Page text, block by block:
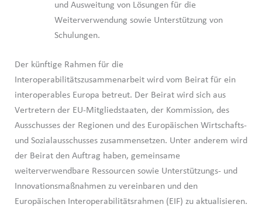
und Ausweitung von Lösungen für die
Weiterverwendung sowie Unterstützung von
Schulungen.
Der künftige Rahmen für die
Interoperabilitätszusammenarbeit wird vom Beirat für ein
interoperables Europa betreut. Der Beirat wird sich aus
Vertretern der EU-Mitgliedstaaten, der Kommission, des
Ausschusses der Regionen und des Europäischen Wirtschafts-
und Sozialausschusses zusammensetzen. Unter anderem wird
der Beirat den Auftrag haben, gemeinsame
weiterverwendbare Ressourcen sowie Unterstützungs- und
Innovationsmaßnahmen zu vereinbaren und den
Europäischen Interoperabilitätsrahmen (EIF) zu aktualisieren.